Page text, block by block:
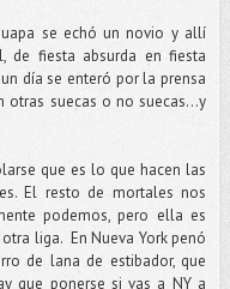
se echó un novio y allí
de fiesta absurda en fiesta
día se enteró por la prensa
suecas o no suecas...y
que es lo que hacen las
El resto de mortales nos
podemos, pero ella es
liga. En Nueva York penó
de lana de estibador, que
que ponerse si vas a NY a